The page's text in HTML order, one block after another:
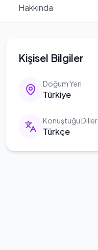
Hakkında
Kişisel Bilgiler
Doğum Yeri
Türkiye
Konuştuğu Diller
Türkçe